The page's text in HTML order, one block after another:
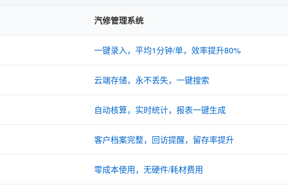
汽修管理系统
一键录入，平均1分钟/单，效率提升80%
云端存储，永不丢失，一键搜索
自动核算，实时统计，报表一键生成
客户档案完整，回访提醒，留存率提升
零成本使用，无硬件/耗材费用